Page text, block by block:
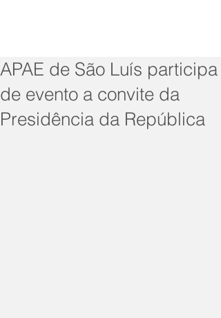
APAE de São Luís participa
de evento a convite da
Presidência da República